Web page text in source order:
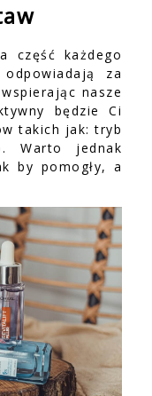
część każdego
za
nasze
będzie Ci
takich jak: tryb
Warto jednak
by pomogły, a